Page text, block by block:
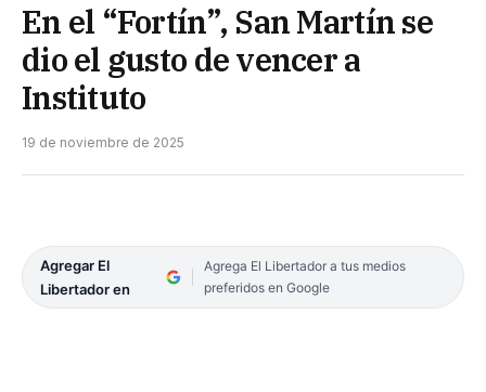
En el “Fortín”, San Martín se
dio el gusto de vencer a
Instituto
19 de noviembre de 2025
Agregar El
Libertador en
Agrega El Libertador a tus medios
preferidos en Google